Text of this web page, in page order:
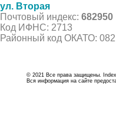
ул. Вторая
Почтовый индекс: 682950
Код ИФНС: 2713
Районный код ОКАТО:
© 2021 Все права защищены.
Вся информация на сайте